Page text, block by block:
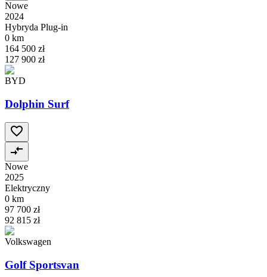
Nowe
2024
Hybryda Plug-in
0 km
164 500 zł
127 900 zł
BYD
Dolphin Surf
Nowe
2025
Elektryczny
0 km
97 700 zł
92 815 zł
Volkswagen
Golf Sportsvan